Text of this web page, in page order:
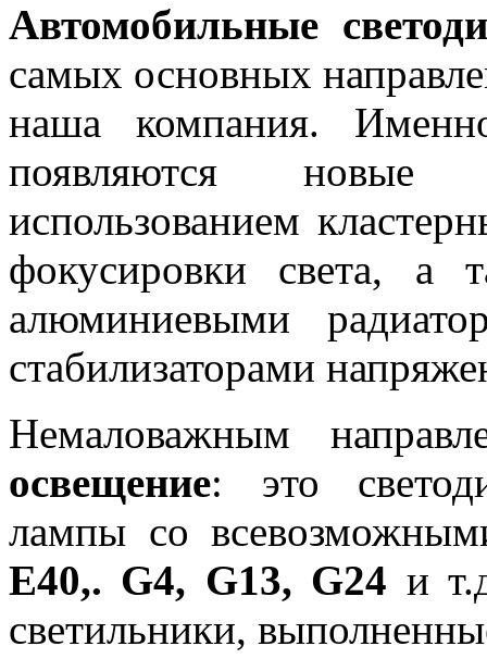
Автомобильные
самых основных
наша компания.
появляются
использованием
фокусировки света,
алюминиевыми
стабилизаторами
Немаловажным
освещение: это
лампы со
E40,. G4, G13, G24 и
светильники,